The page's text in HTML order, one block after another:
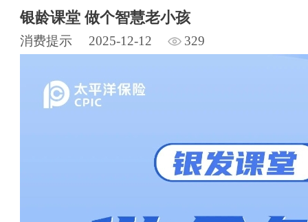
银龄课堂 做个智慧老小孩
消费提示 2025-12-12 329